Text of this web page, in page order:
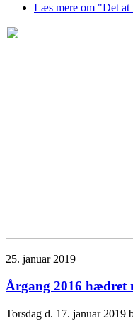
Læs mere om "Det at
25. januar 2019
Årgang 2016 hædret
Torsdag d. 17. januar